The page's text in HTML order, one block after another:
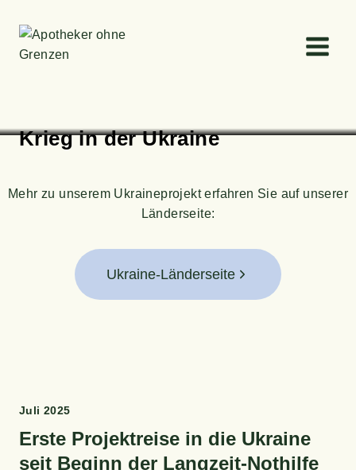
Inhalt
springen
Krieg in der Ukraine
Mehr zu unse­rem Ukrai­ne­pro­jekt erfah­ren Sie auf unse­rer
Länderseite:
Ukraine-Länderseite
Juli 2025
Ers­te Pro­jekt­rei­se in die Ukrai­ne
seit Beginn der Lang­zeit-Not­hil­fe